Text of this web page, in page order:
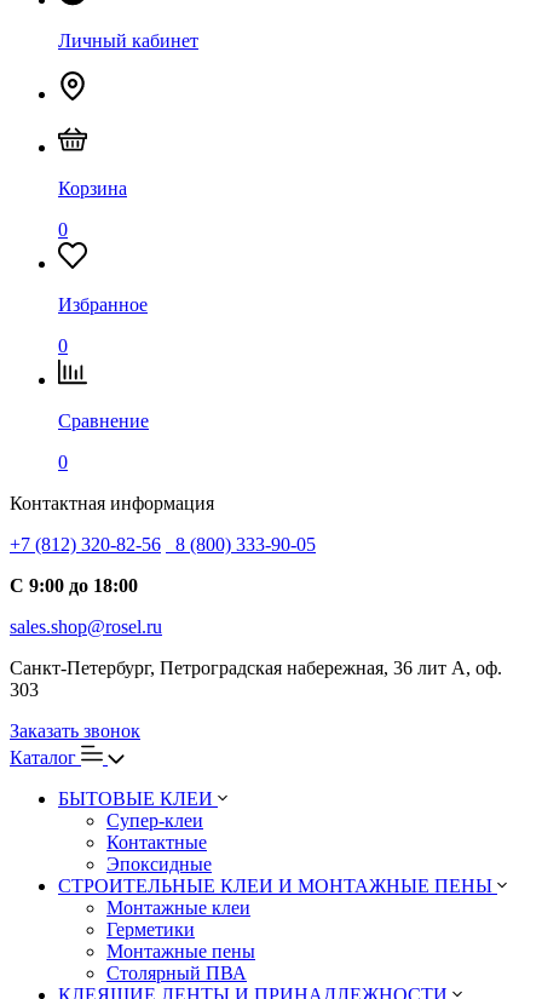
Личный кабинет
Корзина
0
Избранное
0
Сравнение
0
Контактная информация
+7 (812) 320-82-56
8 (800) 333-90-05
С 9:00 до 18:00
sales.shop@rosel.ru
Санкт-Петербург, Петроградская набережная, 36 лит А, оф.
303
Заказать звонок
Каталог
БЫТОВЫЕ КЛЕИ
Супер-клеи
Контактные
Эпоксидные
СТРОИТЕЛЬНЫЕ КЛЕИ И МОНТАЖНЫЕ ПЕНЫ
Монтажные клеи
Герметики
Монтажные пены
Столярный ПВА